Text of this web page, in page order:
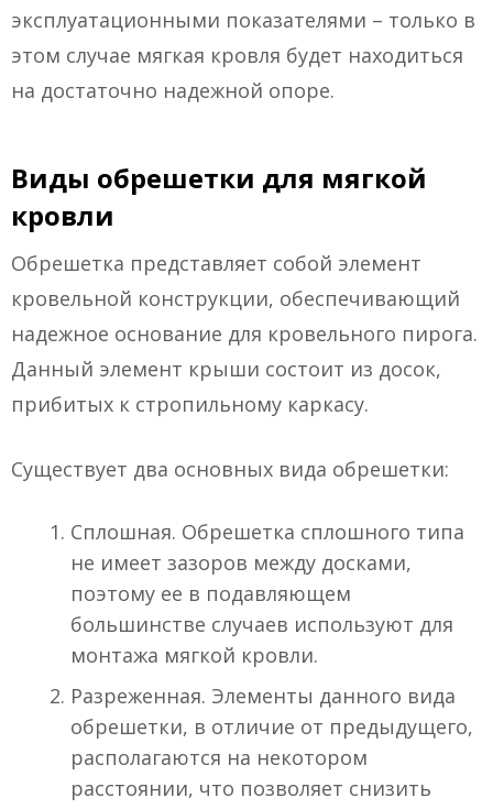
эксплуатационными показателями – только в
этом случае мягкая кровля будет находиться
на достаточно надежной опоре.
Виды обрешетки для мягкой
кровли
Обрешетка представляет собой элемент
кровельной конструкции, обеспечивающий
надежное основание для кровельного пирога.
Данный элемент крыши состоит из досок,
прибитых к стропильному каркасу.
Существует два основных вида обрешетки:
Сплошная. Обрешетка сплошного типа
не имеет зазоров между досками,
поэтому ее в подавляющем
большинстве случаев используют для
монтажа мягкой кровли.
Разреженная. Элементы данного вида
обрешетки, в отличие от предыдущего,
располагаются на некотором
расстоянии, что позволяет снизить